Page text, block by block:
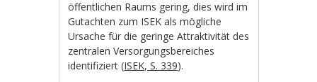
öffentlichen Raums gering, dies wird im
Gutachten zum ISEK als mögliche
Ursache für die geringe Attraktivität des
zentralen Versorgungsbereiches
identifiziert (ISEK, S. 339).